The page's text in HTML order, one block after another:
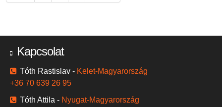
Kapcsolat
Tóth Rastislav - Kelet-Magyarország
+36 70 639 26 95
Tóth Attila - Nyugat-Magyarország